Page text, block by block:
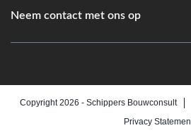
Neem contact met ons op
Copyright 2026 - Schippers Bouwconsult
Privacy